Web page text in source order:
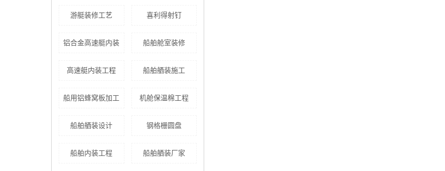
游艇装修工艺 喜利得射钉
铝合金高速艇内装 船舶舱室装修
高速艇内装工程 船舶舾装施工
船用铝蜂窝板加工 机舱保温棉工程
船舶舾装设计 钢格栅圆盘
船舶内装工程 船舶舾装厂家